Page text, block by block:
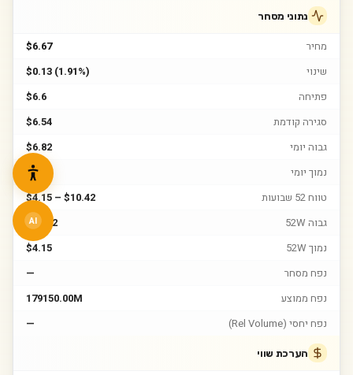
נתוני מסחר
מחיר
$6.67
שינוי
$0.13 (1.91%)
פתיחה
$6.6
סגירה קודמת
$6.54
גבוה יומי
$6.82
נמוך יומי
$6.58
טווח 52 שבועות
$4.15 – $10.42
גבוה 52W
$10.42
נמוך 52W
$4.15
נפח מסחר
—
נפח ממוצע
179150.00M
נפח יחסי (Rel Volume)
—
הערכת שווי
AI